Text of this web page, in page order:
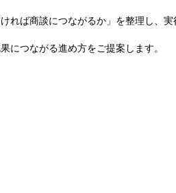
れば商談につながるか」を整理し、実
につながる進め方をご提案します。